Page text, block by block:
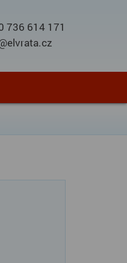
736 614 171